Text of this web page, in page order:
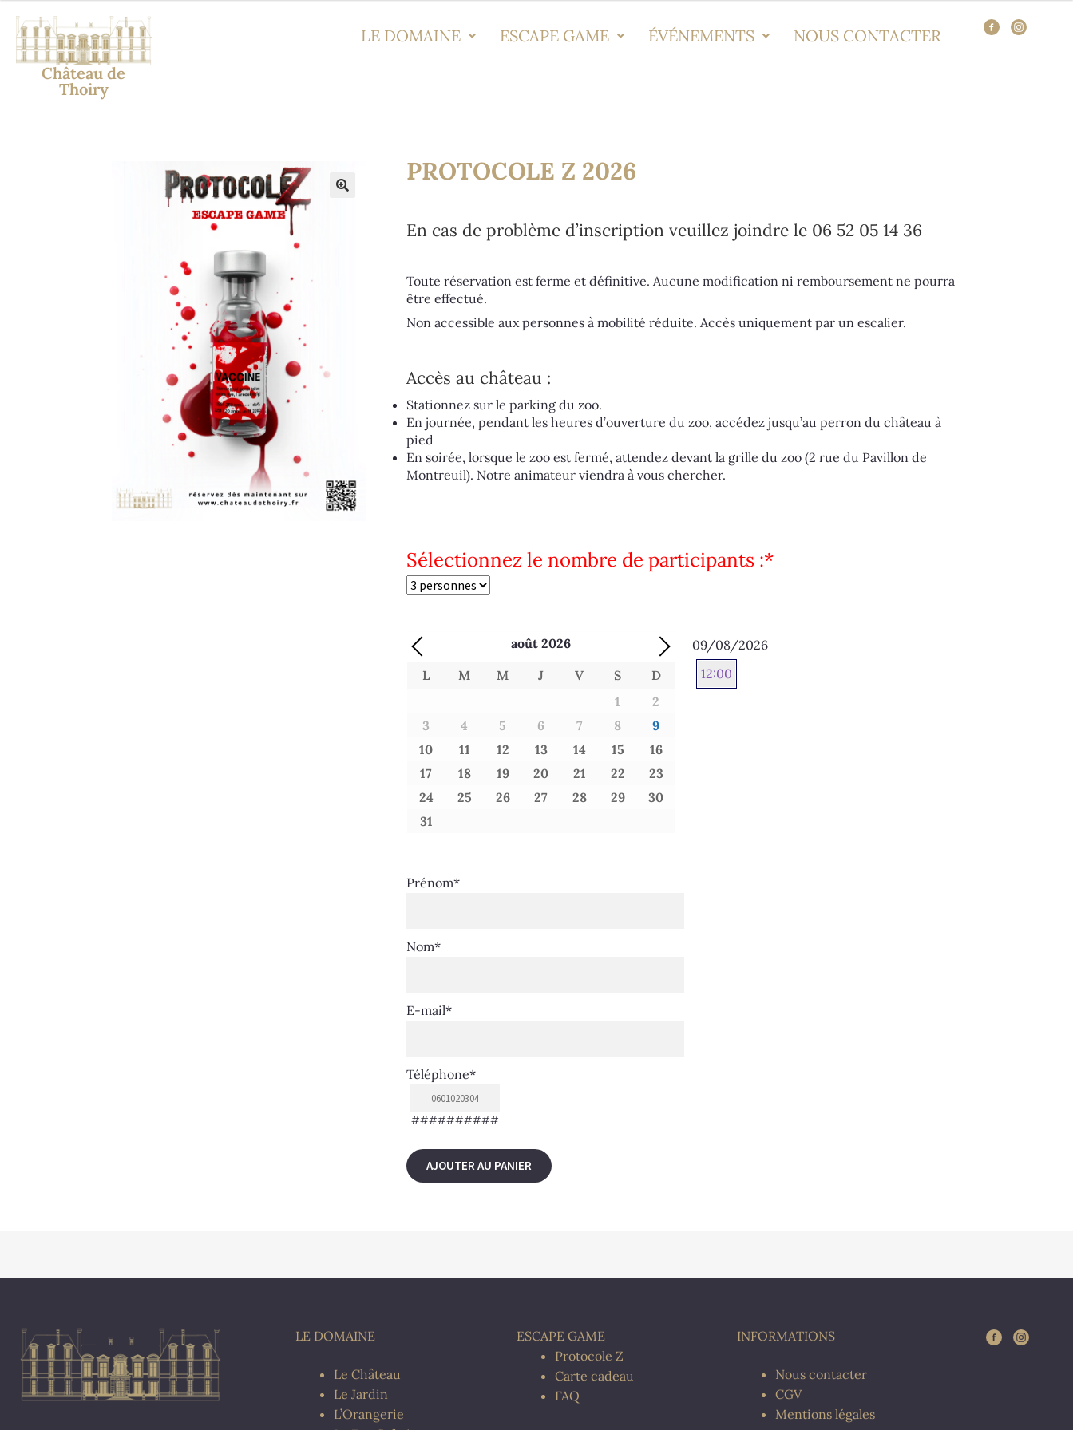
Château de
Thoiry
LE DOMAINE ESCAPE GAME ÉVÉNEMENTS NOUS CONTACTER
PROTOCOLE Z 2026
En cas de problème d’inscription veuillez joindre le 06 52 05 14 36
Toute réservation est ferme et définitive. Aucune modification ni remboursement ne pourra
être effectué.
Non accessible aux personnes à mobilité réduite. Accès uniquement par un escalier.
Accès au château :
Stationnez sur le parking du zoo.
En journée, pendant les heures d’ouverture du zoo, accédez jusqu’au perron du château à
pied
En soirée, lorsque le zoo est fermé, attendez devant la grille du zoo (2 rue du Pavillon de
Montreuil). Notre animateur viendra à vous chercher.
Sélectionnez le nombre de participants :*
août 2026
L
M M J V S
D
1
2
3
4 5 6 7 8
9
10
11 12 13 14 15
16
17
18 19 20 21 22
23
24
25 26 27 28 29
30
31
09/08/2026
12:00
Prénom*
Nom*
E-mail*
Téléphone*
##########
AJOUTER AU PANIER
LE DOMAINE
Le Château
Le Jardin
L’Orangerie
ESCAPE GAME
Protocole Z
Carte cadeau
FAQ
INFORMATIONS
Nous contacter
CGV
Mentions légales